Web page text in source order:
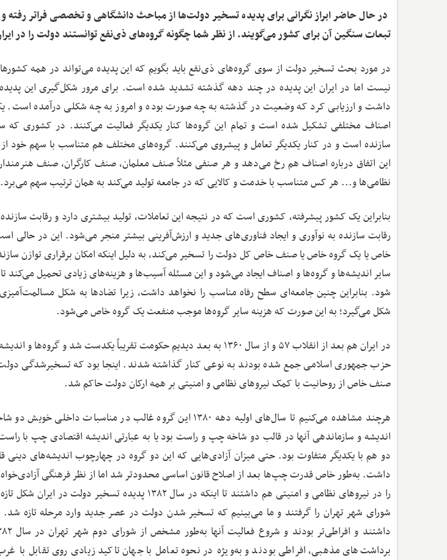
در حال حاضر ابراز نگرانی برای پدیده تسخیر دولت‌ها از مباحث دانشگاهی و تخصصی فراتر رفته
تبعات سنگین آن برای کشور می‌گویند. از نظر شما چگونه گروه‌های ذی‌نفع توانستند دولت را در
در مورد بحث تسخیر دولت از سوی گروه‌های ذی‌نفع باید بگویم که این پدیده می‌تواند در همه
نیست اما در ایران این پدیده در چند دهه گذشته تشدید شده است. برای مرور شکل‌گیری این
داشت و ارزیابی کرد که وضعیت در گذشته به چه صورت بوده و امروز به چه شکلی درآمده است. یک
اصناف مختلفی تشکیل شده است و تمام این گروه‌ها کنار یکدیگر فعالیت می‌کنند. در کشوری که
سازنده است و در کنار یکدیگر تعامل و پیشروی می‌کنند. گروه‌های مختلف هم متناسب با سهم خود
این اتفاق درباره اصناف هم رخ می‌دهد و هر صنفی مثلاً صنف معلمان، صنف کارگران، صنف
نظامی‌ها و... هر کس متناسب با خدمت و کالایی که در جامعه تولید می‌کند به همان ترتیب سهم می‌برد.
بنابراین یک کشور پیشرفته، کشوری است که در نتیجه این تعاملات، تولید بیشتری دارد و رقابت
رقابت سازنده به نوآوری و ایجاد فناوری‌های جدید و ارزش‌آفرینی بیشتر منجر می‌شود. این در حالی
خاص یا یک گروه خاص یا صنف خاص کل دولت را تسخیر می‌کند، به دلیل اینکه امکان برقراری توازن
سایر اندیشه‌ها و گروه‌ها و اصناف ایجاد می‌شود و این مسئله آسیب‌ها و هزینه‌های زیادی تحمیل
شود. بنابراین چنین جامعه‌ای سطح رفاه مناسب را نخواهد داشت، زیرا تضادها به شکل
شکل می‌گیرد؛ به این صورت که هزینه سایر گروه‌ها موجب منفعت یک گروه خاص می‌شود.
در ایران هم بعد از انقلاب ۵۷ و از سال ۱۳۶۰ به بعد دیدیم حکومت تقریباً یکدست
حزب جمهوری اسلامی جمع شده بودند به نوعی کنار گذاشته شدند. اینجا بود که تسخیرشدگی دولت
صنف خاص از روحانیت با کمک نیروهای نظامی و امنیتی بر همه ارکان دولت حاکم شد.
هرچند مشاهده می‌کنیم تا سال‌های اولیه دهه ۱۳۸۰ این گروه غالب در
اندیشه و سازماندهی آنها در قالب دو شاخه چپ و راست بود یا به عبارتی اندیشه اقتصادی چپ با
دو هم با یکدیگر متفاوت بود. حتی میزان آزادی‌هایی که این دو گروه در چهارچوب اندیشه‌های دینی
داشت. به‌طور خاص قدرت چپ‌ها بعد از اصلاح قانون اساسی محدودتر شد اما از نظر فرهنگی
را در نیروهای نظامی و امنیتی هم داشتند تا اینکه در سال ۱۳۸۲
شورای شهر تهران را گرفتند و ما می‌بینیم که تسخیر شدن دولت در عصر جدید وارد مرحله تازه شد.
برداشت‌های مذهبی، افراطی بودند و به‌ویژه در نحوه تعامل با جهان تاکید زیادی روی تقابل با